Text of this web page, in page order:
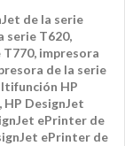
de la serie
serie T620,
impresora
de la serie
HP
HP DesignJet
ePrinter de
ePrinter de